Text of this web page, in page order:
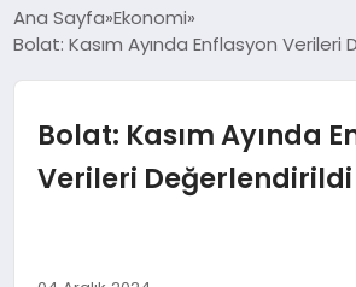
DÜNYA
Ana Sayfa Ekonomi
Bolat: Kasım Ayında Enflasyon Verileri
Bolat: Kasım Ayında
Verileri Değerlendirildi